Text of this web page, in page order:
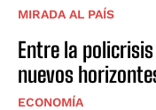
MIRADA AL PAÍS
Entre la
nuevos
ECONOMÍA